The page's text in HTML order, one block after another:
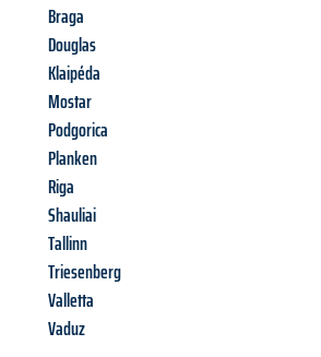
Braga
Douglas
Klaipéda
Mostar
Podgorica
Planken
Riga
Shauliai
Tallinn
Triesenberg
Valletta
Vaduz